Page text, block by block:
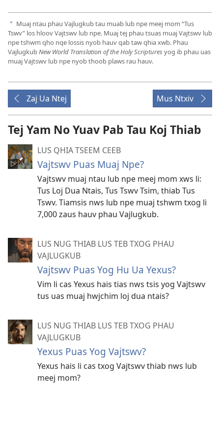
a Muaj ntau phau Vajlugkub tau muab lub npe meej mom “Tus
Tswv” los hloov Vajtswv lub npe. Muaj tej phau tsuas muaj Vajtswv lub
npe tshwm qho nqe lossis nyob hauv qab taw qhia xwb. Phau
VajlugkubNew World Translation of the Holy Scripturesyog ib phau uas
muaj Vajtswv lub npe nyob thoob plaws rau hauv.
Zaj Ua Ntej Mus Ntxiv
Tej Yam No Yuav Pab Tau Koj Thiab
LUS QHIA TSEEM CEEB
Vajtswv Puas Muaj Npe?
Vajtswv muaj ntau lub npe meej mom xws li:
Tus Loj Dua Ntais, Tus Tswv Tsim, thiab Tus
Tswv. Tiamsis nws lub npe muaj tshwm txog li
7,000 zaus hauv phau Vajlugkub.
LUS NUG THIAB LUS TEB TXOG PHAU
VAJLUGKUB
Vajtswv Puas Yog Hu Ua Yexus?
Vim li cas Yexus hais tias nws tsis yog Vajtswv
tus uas muaj hwjchim loj dua ntais?
LUS NUG THIAB LUS TEB TXOG PHAU
VAJLUGKUB
Yexus Puas Yog Vajtswv?
Yexus hais li cas txog Vajtswv thiab nws lub
meej mom?